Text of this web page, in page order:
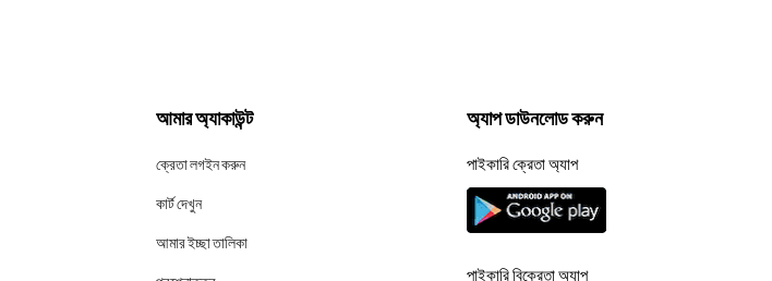
আমার অ্যাকাউন্ট
ক্রেতা লগইন করুন
কার্ট দেখুন
আমার ইচ্ছা তালিকা
অ্যাপ ডাউনলোড করুন
পাইকারি ক্রেতা অ্যাপ
পাইকারি বিক্রেতা অ্যাপ